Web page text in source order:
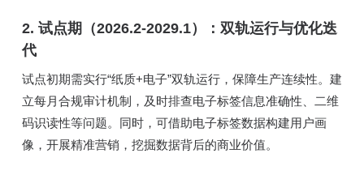
2. 试点期（2026.2-2029.1）：双轨运行与优化迭
代
试点初期需实行“纸质+电子”双轨运行，保障生产连续性。建
立每月合规审计机制，及时排查电子标签信息准确性、二维
码识读性等问题。同时，可借助电子标签数据构建用户画
像，开展精准营销，挖掘数据背后的商业价值。